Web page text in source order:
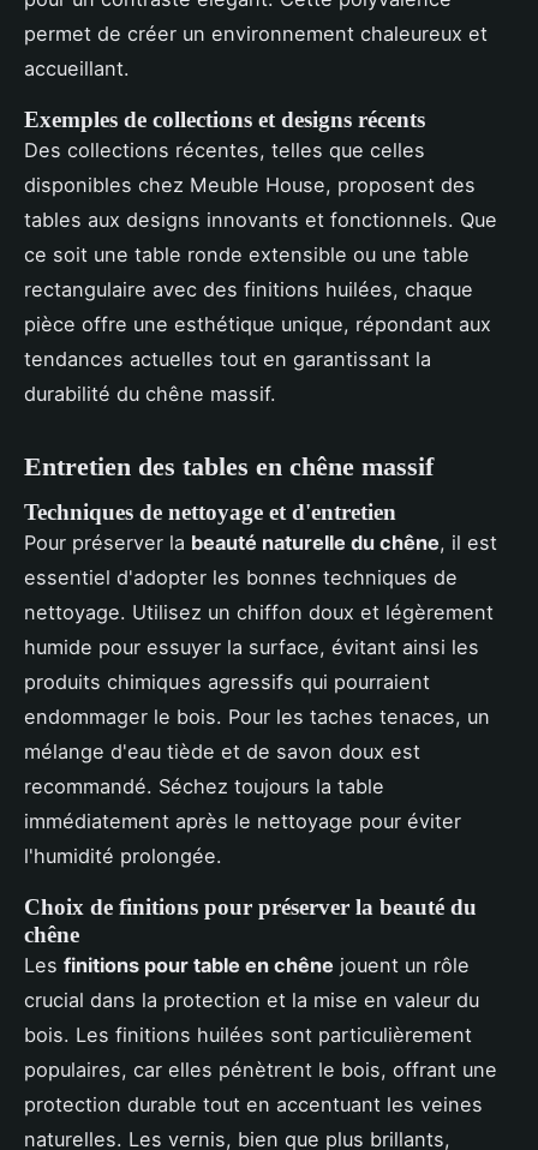
permet de créer un environnement chaleureux et
accueillant.
Exemples de collections et designs récents
Des collections récentes, telles que celles
disponibles chez Meuble House, proposent des
tables aux designs innovants et fonctionnels. Que
ce soit une table ronde extensible ou une table
rectangulaire avec des finitions huilées, chaque
pièce offre une esthétique unique, répondant aux
tendances actuelles tout en garantissant la
durabilité du chêne massif.
Entretien des tables en chêne massif
Techniques de nettoyage et d'entretien
Pour préserver la beauté naturelle du chêne, il est
essentiel d'adopter les bonnes techniques de
nettoyage. Utilisez un chiffon doux et légèrement
humide pour essuyer la surface, évitant ainsi les
produits chimiques agressifs qui pourraient
endommager le bois. Pour les taches tenaces, un
mélange d'eau tiède et de savon doux est
recommandé. Séchez toujours la table
immédiatement après le nettoyage pour éviter
l'humidité prolongée.
Choix de finitions pour préserver la beauté du
chêne
Les finitions pour table en chêne jouent un rôle
crucial dans la protection et la mise en valeur du
bois. Les finitions huilées sont particulièrement
populaires, car elles pénètrent le bois, offrant une
protection durable tout en accentuant les veines
naturelles. Les vernis, bien que plus brillants,